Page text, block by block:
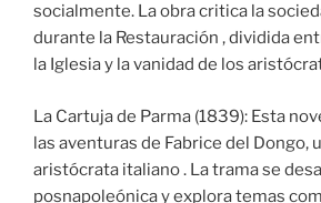
socialmente. La obra critica la
durante la Restauración , dividida
la Iglesia y la vanidad de los
La Cartuja de Parma (1839): Esta
las aventuras de Fabrice del Dongo,
aristócrata italiano . La trama se
posnapoleónica y explora temas